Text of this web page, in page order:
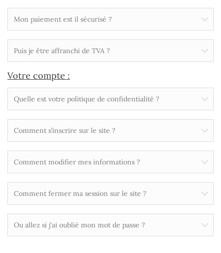
Mon paiement est il sécurisé ?
Puis je être affranchi de TVA ?
Votre compte :
Quelle est votre politique de confidentialité ?
Comment s’inscrire sur le site ?
Comment modifier mes informations ?
Comment fermer ma session sur le site ?
Ou allez si j'ai oublié mon mot de passe ?